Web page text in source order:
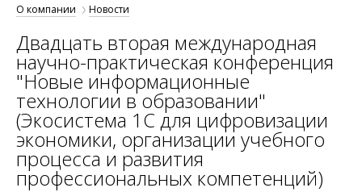
О компании Новости
Двадцать вторая международная
научно-практическая конференция
"Новые информационные
технологии в образовании"
(Экосистема 1С для цифровизации
экономики, организации учебного
процесса и развития
профессиональных компетенций)